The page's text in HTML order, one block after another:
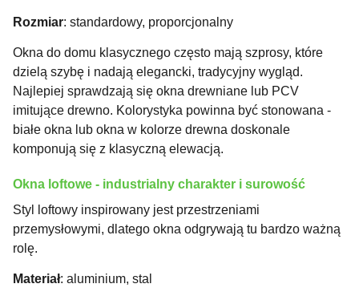
Rozmiar: standardowy, proporcjonalny
Okna do domu klasycznego często mają szprosy, które
dzielą szybę i nadają elegancki, tradycyjny wygląd.
Najlepiej sprawdzają się okna drewniane lub PCV
imitujące drewno. Kolorystyka powinna być stonowana -
białe okna lub okna w kolorze drewna doskonale
komponują się z klasyczną elewacją.
Okna loftowe - industrialny charakter i surowość
Styl loftowy inspirowany jest przestrzeniami
przemysłowymi, dlatego okna odgrywają tu bardzo ważną
rolę.
Materiał: aluminium, stal